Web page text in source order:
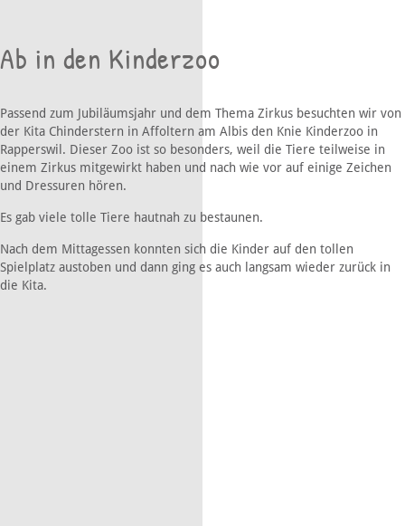
Ab in den Kinderzoo
Passend zum Jubiläumsjahr und dem Thema Zirkus besuchten wir von
der Kita Chinderstern in Affoltern am Albis den Knie Kinderzoo in
Rapperswil. Dieser Zoo ist so besonders, weil die Tiere teilweise in
einem Zirkus mitgewirkt haben und nach wie vor auf einige Zeichen
und Dressuren hören.
Es gab viele tolle Tiere hautnah zu bestaunen.
Nach dem Mittagessen konnten sich die Kinder auf den tollen
Spielplatz austoben und dann ging es auch langsam wieder zurück in
die Kita.